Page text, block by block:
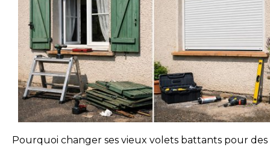
Pourquoi changer ses vieux volets battants pour